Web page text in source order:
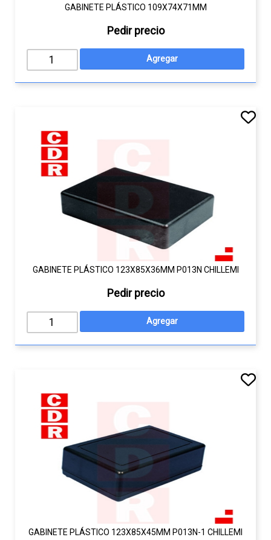
GABINETE PLÁSTICO 109X74X71MM
Pedir precio
GABINETE PLÁSTICO 123X85X36MM P013N CHILLEMI
Pedir precio
GABINETE PLÁSTICO 123X85X45MM P013N-1 CHILLEMI